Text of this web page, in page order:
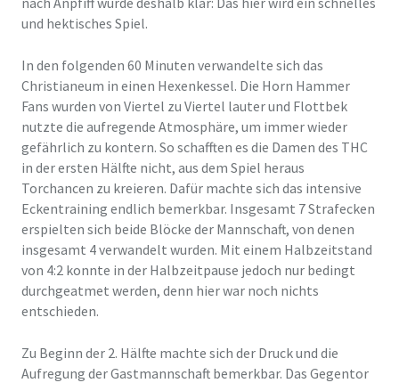
und hektisches Spiel.
In den folgenden 60 Minuten verwandelte sich das
Christianeum in einen Hexenkessel. Die Horn Hammer
Fans wurden von Viertel zu Viertel lauter und Flottbek
nutzte die aufregende Atmosphäre, um immer wieder
gefährlich zu kontern. So schafften es die Damen des THC
in der ersten Hälfte nicht, aus dem Spiel heraus
Torchancen zu kreieren. Dafür machte sich das intensive
Eckentraining endlich bemerkbar. Insgesamt 7 Strafecken
erspielten sich beide Blöcke der Mannschaft, von denen
insgesamt 4 verwandelt wurden. Mit einem Halbzeitstand
von 4:2 konnte in der Halbzeitpause jedoch nur bedingt
durchgeatmet werden, denn hier war noch nichts
entschieden.
Zu Beginn der 2. Hälfte machte sich der Druck und die
Aufregung der Gastmannschaft bemerkbar. Das Gegentor